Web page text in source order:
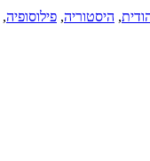
, היסטוריה, פילוסופיה,